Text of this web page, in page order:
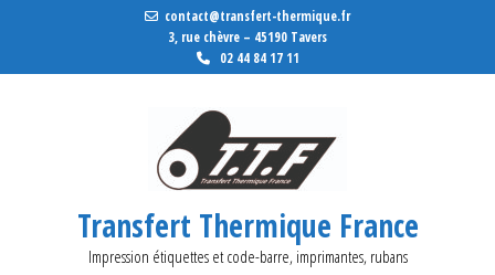
contact@transfert-thermique.fr
3, rue chèvre – 45190 Tavers
02 44 84 17 11
Transfert Thermique France
Impression étiquettes et code-barre, imprimantes, rubans